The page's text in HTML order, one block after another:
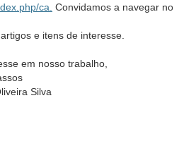
ca. Convidamos a navegar no
e itens de interesse.
em nosso trabalho,
Silva